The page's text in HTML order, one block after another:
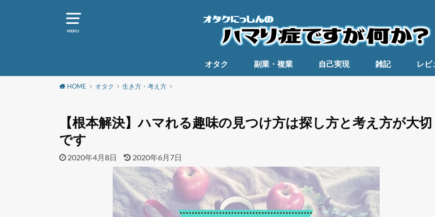
MENU
オタク 副業・複業 自己実現 雑記 レビ
HOME オタク 生き方・考え方
【根本解決】ハマれる趣味の見つけ方は探し方と考え方が大切
です
2020年4月8日 2020年6月7日